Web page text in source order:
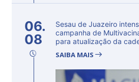
06.
08
Sesau de Juazeiro
campanha de
para atualização da
SAIBA MAIS